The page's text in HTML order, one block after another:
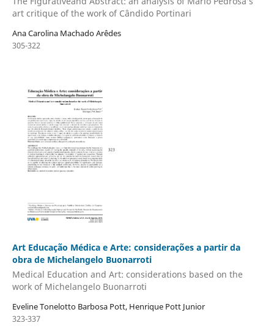
art critique of the work of Cândido Portinari
Ana Carolina Machado Arêdes
305-322
Art Educação Médica e Arte: considerações a partir da
obra de Michelangelo Buonarroti
Medical Education and Art: considerations based on the
work of Michelangelo Buonarroti
Eveline Tonelotto Barbosa Pott, Henrique Pott Junior
323-337